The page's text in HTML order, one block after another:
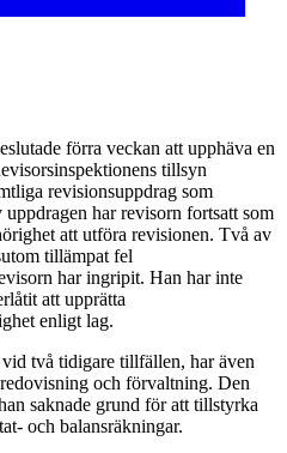
förra veckan att upphäva en
tillsyn
revisionsuppdrag som
har revisorn fortsatt som
att utföra revisionen. Två av
tillämpat fel
har ingripit. Han har inte
att upprätta
enligt lag.
två tidigare tillfällen, har även
och förvaltning. Den
saknade grund för att tillstyrka
och balansräkningar.